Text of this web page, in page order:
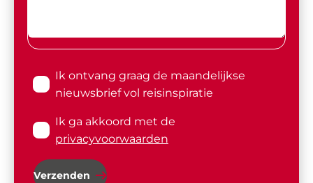
Ik ontvang graag de maandelijkse
nieuwsbrief vol reisinspiratie
Ik ga akkoord met de
privacyvoorwaarden
Verzenden